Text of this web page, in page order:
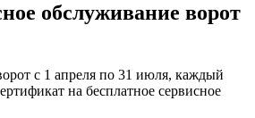
обслуживание ворот
с 1 апреля по 31 июля, каждый
на бесплатное сервисное